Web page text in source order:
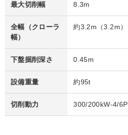
最大切削幅 8.3m
全幅（クローラ
幅）
約3.2m（3.2m）
下盤掘削深さ 0.45m
設備重量 約95t
切削動力 300/200kW-4/6P